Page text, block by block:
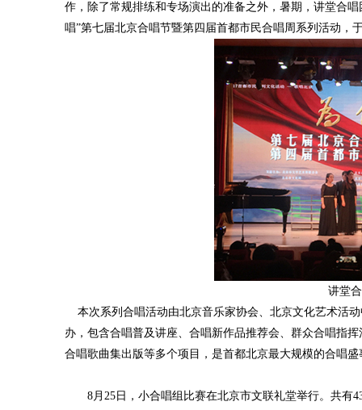
作，除了常规排练和专场演出的准备之外，暑期，讲堂合
唱”第七届北京合唱节暨第四届首都市民合唱周系列活动，
讲堂
本次系列合唱活动由北京音乐家协会、北京文化艺术活
办，包含合唱普及讲座、合唱新作品推荐会、群众合唱指
合唱歌曲集出版等多个项目，是首都北京最大规模的合唱
8月25日，小合唱组比赛在北京市文联礼堂举行。共有